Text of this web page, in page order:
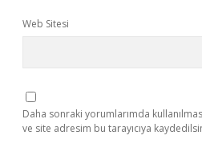
Web Sitesi
Daha sonraki yorumlarımda
ve site adresim bu tarayıcıya